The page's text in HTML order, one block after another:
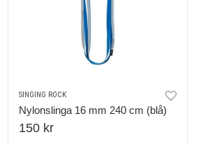
SINGING ROCK
Nylonslinga 16 mm 240 cm (blå)
150 kr